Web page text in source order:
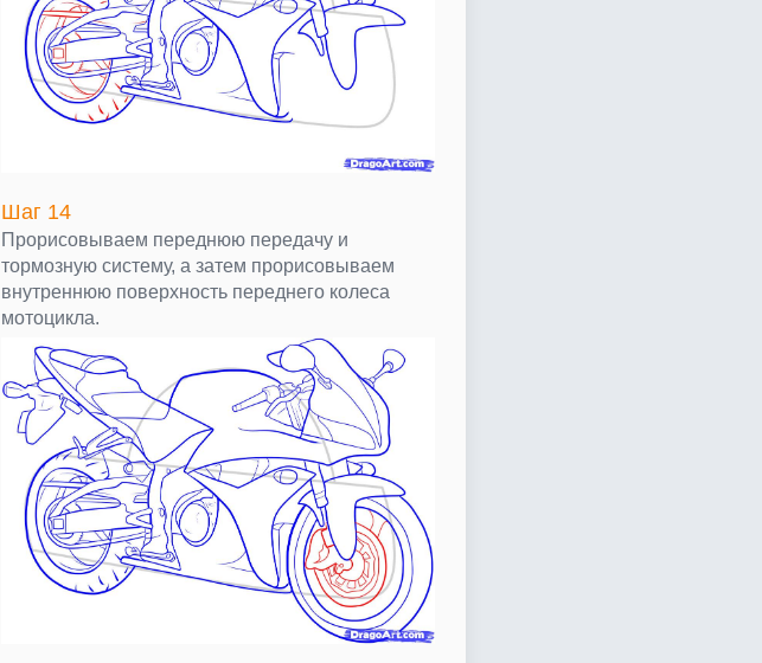
Шаг 14
Прорисовываем переднюю передачу и
тормозную систему, а затем прорисовываем
внутреннюю поверхность переднего колеса
мотоцикла.